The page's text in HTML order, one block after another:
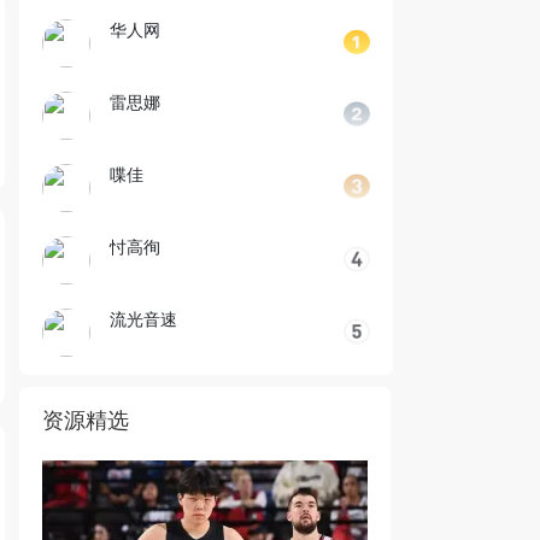
华人网
雷思娜
喋佳
忖高徇
流光音速
资源精选